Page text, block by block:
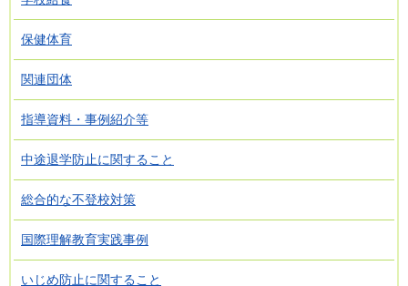
保健体育
関連団体
指導資料・事例紹介等
中途退学防止に関すること
総合的な不登校対策
国際理解教育実践事例
いじめ防止に関すること